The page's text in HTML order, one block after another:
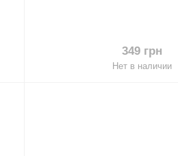
349 грн
Нет в наличии